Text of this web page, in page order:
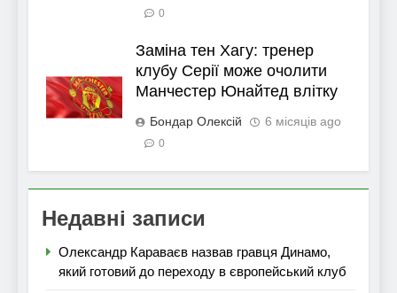
0
Заміна тен Хагу: тренер
клубу Серії може очолити
Манчестер Юнайтед влітку
Бондар Олексій 6 місяців ago
0
Недавні записи
Олександр Караваєв назвав гравця Динамо,
який готовий до переходу в європейський клуб